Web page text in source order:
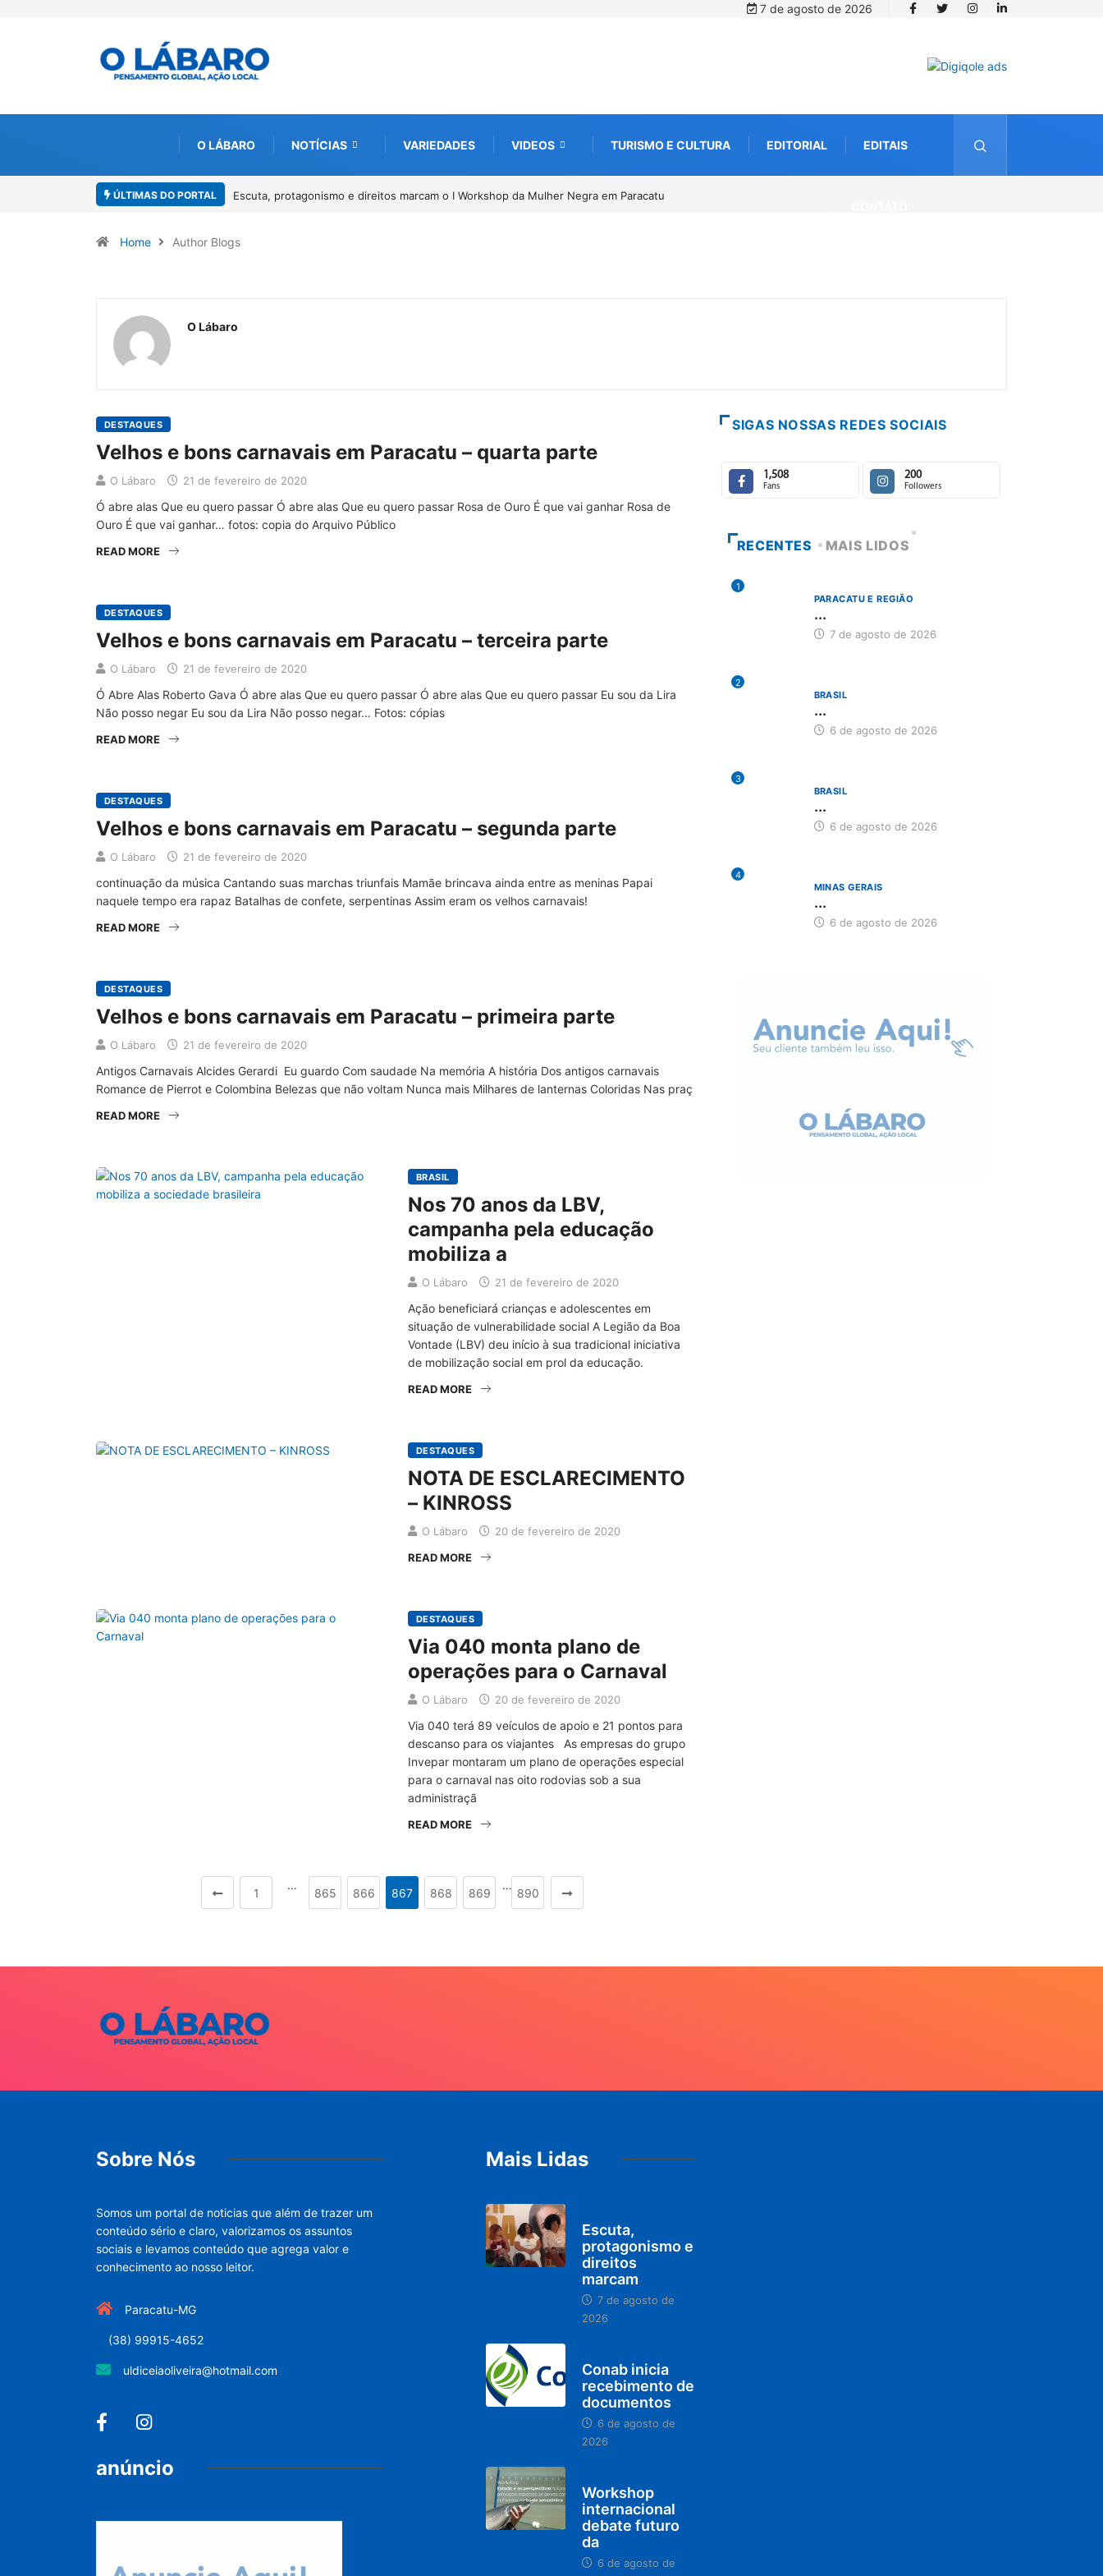
7 de agosto de 2026
O LÁBARO NOTÍCIAS VARIEDADES VIDEOS TURISMO E CULTURA EDITORIAL EDITAIS
ÚLTIMAS DO PORTAL
e direitos marcam o I Workshop da Mulher Negra em ParacatuConab inicia recebimento de documentos para solicitação do benefício do PSA
Home Author Blogs
O Lábaro
DESTAQUES
Velhos e bons carnavais em Paracatu – quarta parte
O Lábaro 21 de fevereiro de 2020
Ó abre alas Que eu quero passar Ó abre alas Que eu quero passar Rosa de Ouro É que vai ganhar Rosa de
Ouro É que vai ganhar… fotos: copia do Arquivo Público
READ MORE
DESTAQUES
Velhos e bons carnavais em Paracatu – terceira parte
O Lábaro 21 de fevereiro de 2020
Ó Abre Alas Roberto Gava Ó abre alas Que eu quero passar Ó abre alas Que eu quero passar Eu sou da Lira
Não posso negar Eu sou da Lira Não posso negar… Fotos: cópias
READ MORE
DESTAQUES
Velhos e bons carnavais em Paracatu – segunda parte
O Lábaro 21 de fevereiro de 2020
continuação da música Cantando suas marchas triunfais Mamãe brincava ainda entre as meninas Papai
naquele tempo era rapaz Batalhas de confete, serpentinas Assim eram os velhos carnavais!
READ MORE
DESTAQUES
Velhos e bons carnavais em Paracatu – primeira parte
O Lábaro 21 de fevereiro de 2020
Antigos Carnavais Alcides Gerardi Eu guardo Com saudade Na memória A história Dos antigos carnavais
Romance de Pierrot e Colombina Belezas que não voltam Nunca mais Milhares de lanternas Coloridas Nas praç
READ MORE
BRASIL
Nos 70 anos da LBV,
campanha pela educação
mobiliza a
O Lábaro 21 de fevereiro de 2020
Ação beneficiará crianças e adolescentes em
situação de vulnerabilidade social A Legião da Boa
Vontade (LBV) deu início à sua tradicional iniciativa
de mobilização social em prol da educação.
READ MORE
DESTAQUES
NOTA DE ESCLARECIMENTO
– KINROSS
O Lábaro
20 de fevereiro de 2020
READ MORE
DESTAQUES
Via 040 monta plano de
operações para o Carnaval
O Lábaro 20 de fevereiro de 2020
Via 040 terá 89 veículos de apoio e 21 pontos para
descanso para os viajantes As empresas do grupo
Invepar montaram um plano de operações especial
para o carnaval nas oito rodovias sob a sua
administraçã
READ MORE
1
…
865 866 867 868 869
…
890
SIGAS NOSSAS REDES SOCIAIS
1,508
Fans
200
Followers
RECENTES MAIS LIDOS
1
PARACATU E REGIÃO
...
7 de agosto de 2026
2
BRASIL
...
6 de agosto de 2026
3
BRASIL
...
6 de agosto de 2026
4
MINAS GERAIS
...
6 de agosto de 2026
Sobre Nós
Somos um portal de noticias que além de trazer um
conteúdo sério e claro, valorizamos os assuntos
sociais e levamos conteúdo que agrega valor e
conhecimento ao nosso leitor.
Paracatu-MG
(38) 99915-4652
uldiceiaoliveira@hotmail.com
anúncio
Mais Lidas
Escuta,
protagonismo e
direitos
marcam
7 de agosto de
2026
Conab inicia
recebimento de
documentos
6 de agosto de
2026
Workshop
internacional
debate futuro
da
6 de agosto de